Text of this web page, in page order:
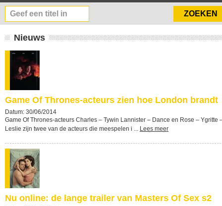
Nieuws
Game Of Thrones-acteurs zien hoe London brandt
Datum: 30/06/2014
Game Of Thrones-acteurs Charles – Tywin Lannister – Dance en Rose – Ygritte
Leslie zijn twee van de acteurs die meespelen i ... Lees meer
Nu online: de lange trailer van Masters Of Sex s2